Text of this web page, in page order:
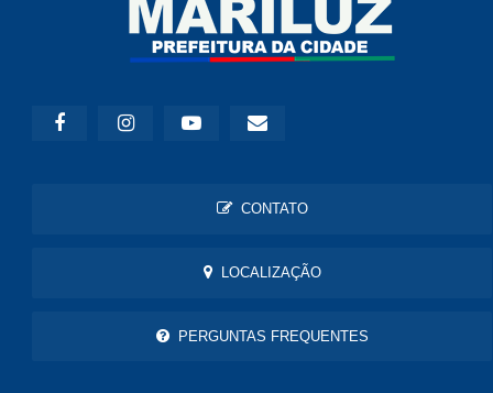
CONTATO
LOCALIZAÇÃO
PERGUNTAS FREQUENTES